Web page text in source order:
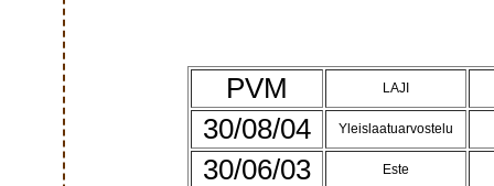
PVM LAJI
30/08/04 Yleislaatuarvostelu
30/06/03 Este